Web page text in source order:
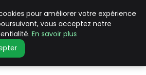
pour améliorer votre expérience
vous acceptez notre
En savoir plus